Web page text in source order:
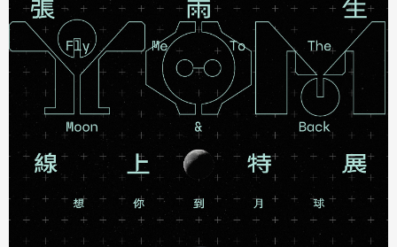
音樂空間
音樂獎項
組織協會
曲目統計表
臺北流行音樂中心